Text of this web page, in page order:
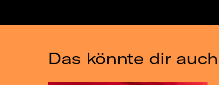
Mo, 18.03.24
Mi, 11.12.24
Das könnte dir